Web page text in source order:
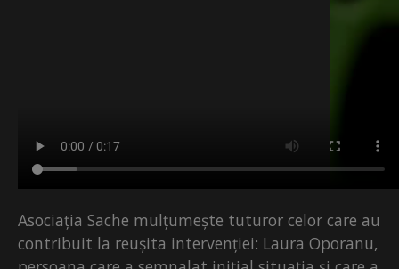
Asociația Sache mulțumește tuturor celor care au
contribuit la reușita intervenției: Laura Oporanu,